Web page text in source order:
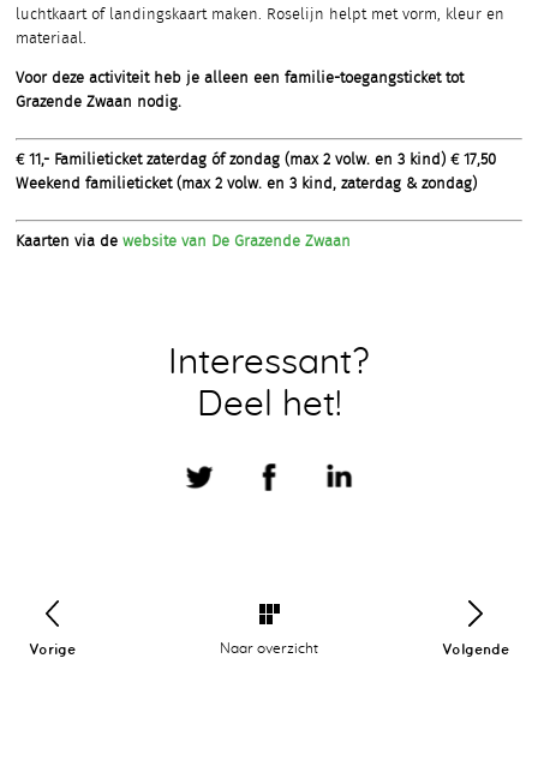
luchtkaart of landingskaart maken. Roselijn helpt met vorm, kleur en
materiaal.
Voor deze activiteit heb je alleen een familie-toegangsticket tot
Grazende Zwaan nodig.
€ 11,- Familieticket zaterdag óf zondag (max 2 volw. en 3 kind) € 17,50
Weekend familieticket (max 2 volw. en 3 kind, zaterdag & zondag)
Kaarten via de website van De Grazende Zwaan
Interessant?
Deel het!
Vorige Naar overzicht Volgende